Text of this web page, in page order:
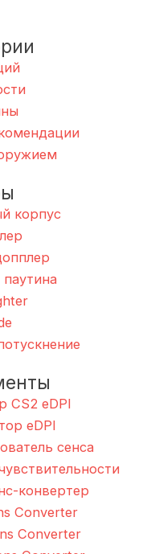
корпус
CS2 eDPI
eDPI
сенса
конвертер
Converter
Converter